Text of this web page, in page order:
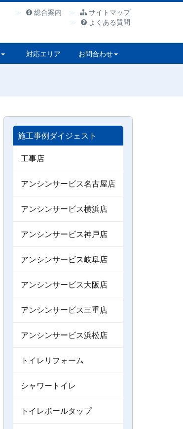
総合案内
サイトマップ
よくある質問
対応エリア お問合わせ
施工事例ダイジェスト
工事店
アンシンサービス名古屋店
アンシンサービス横浜店
アンシンサービス神戸店
アンシンサービス岐阜店
アンシンサービス大阪店
アンシンサービス三重店
アンシンサービス浜松店
トイレリフォーム
シャワートイレ
トイレボールタップ